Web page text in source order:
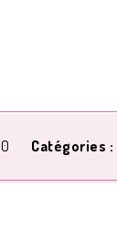
Catégories :